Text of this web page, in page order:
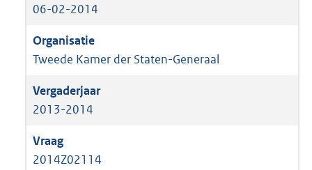
06-02-2014
Tweede Kamer der Staten-Generaal
2013-2014
2014Z02114